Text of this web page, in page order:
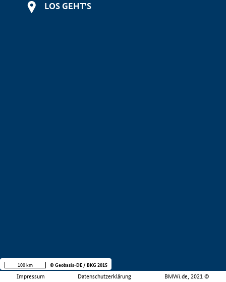
LOS GEHT'S
Impressum Datenschutzerklärung BMWi.de, 2021 ©
100 km © Geobasis-DE / BKG 2015